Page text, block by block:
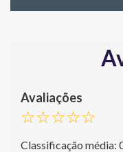
☆☆☆☆☆
Classificação média: